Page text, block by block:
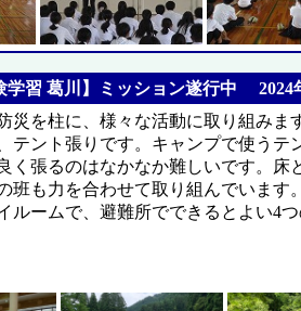
学習 葛川】ミッション遂行中 2024
災を柱に、様々な活動に取り組みま
テント張りです。キャンプで使うテ
く張るのはなかなか難しいです。床
班も力を合わせて取り組んでいます。
ルームで、避難所でできるとよい4